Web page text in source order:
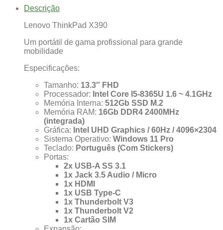
Descrição
Lenovo ThinkPad X390
Um portátil de gama profissional para grande
mobilidade
Especificações:
Tamanho: 13.3″ FHD
Processador: Intel Core I5-8365U 1.6 ~ 4.1GHz
Memória Interna: 512Gb SSD M.2
Memória RAM: 16Gb DDR4 2400MHz
(integrada)
Gráfica: Intel UHD Graphics / 60Hz / 4096×2304
Sistema Operativo: Windows 11 Pro
Teclado: Português (Com Stickers)
Portas:
2x USB-A SS 3.1
1x Jack 3.5 Audio / Micro
1x HDMI
1x USB Type-C
1x Thunderbolt V3
1x Thunderbolt V2
1x Cartão SIM